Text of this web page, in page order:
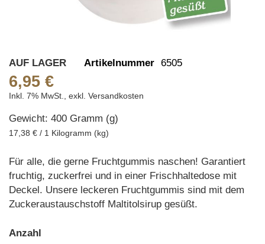
Skip
to
the
of
the
gallery
AUF LAGER Artikelnummer 6505
6,95 €
Inkl. 7% MwSt., exkl. Versandkosten
Gewicht: 400 Gramm (g)
17,38 € / 1 Kilogramm (kg)
Für alle, die gerne Fruchtgummis naschen! Garantiert
fruchtig, zuckerfrei und in einer Frischhaltedose mit
Deckel. Unsere leckeren Fruchtgummis sind mit dem
Zuckeraustauschstoff Maltitolsirup gesüßt.
Anzahl